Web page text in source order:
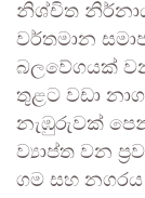
නිශ්චිත
වර්තමාන
බලවේගයක්
තුළට වඩා
නැඹුරුවක්
ව්‍යාප්ත වන
ගම සහ නගරය